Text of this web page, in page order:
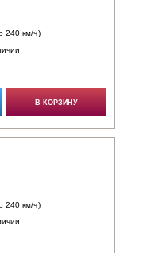
240 км/ч)
В КОРЗИНУ
240 км/ч)